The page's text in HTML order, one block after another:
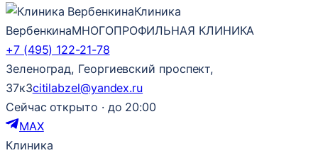
Клиника
ВербенкинаМНОГОПРОФИЛЬНАЯ КЛИНИКА
+7 (495) 122-21-78
Зеленоград, Георгиевский проспект,
37к3citilabzel@yandex.ru
Сейчас открыто · до 20:00
MAX
Клиника